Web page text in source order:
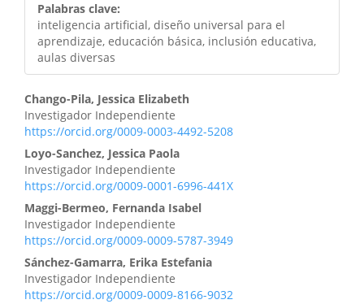
Palabras clave:
inteligencia artificial, diseño universal para el
aprendizaje, educación básica, inclusión educativa,
aulas diversas
Chango-Pila, Jessica Elizabeth
Investigador Independiente
https://orcid.org/0009-0003-4492-5208
Loyo-Sanchez, Jessica Paola
Investigador Independiente
https://orcid.org/0009-0001-6996-441X
Maggi-Bermeo, Fernanda Isabel
Investigador Independiente
https://orcid.org/0009-0009-5787-3949
Sánchez-Gamarra, Erika Estefania
Investigador Independiente
https://orcid.org/0009-0009-8166-9032